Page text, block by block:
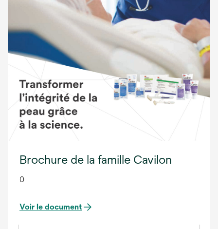
Brochure de la famille Cavilon
0
Voir le document